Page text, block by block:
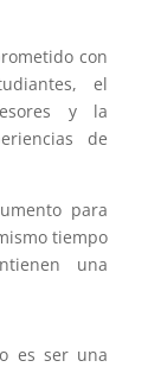
con
el
y la
de
para
tiempo
una
es ser una